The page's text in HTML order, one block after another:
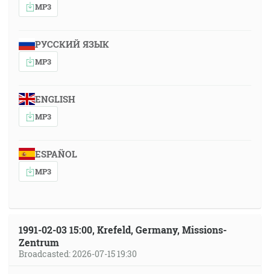
MP3
РУССКИЙ ЯЗЫК
MP3
ENGLISH
MP3
ESPAÑOL
MP3
1991-02-03 15:00, Krefeld, Germany, Missions-
Zentrum
Broadcasted: 2026-07-15 19:30